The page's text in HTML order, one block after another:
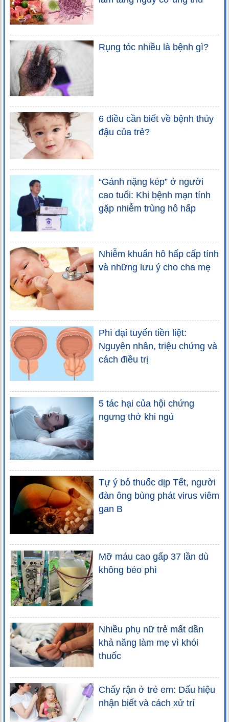
Rụng tóc nhiều là bệnh gì?
6 điều cần biết về bệnh thủy
đậu của trẻ?
“Gánh nặng kép” ở người
cao tuổi: Khi bệnh mạn tính
gặp nhiễm trùng hô hấp
Nhiễm khuẩn hô hấp cấp tính
và những lưu ý cho cha mẹ
Phì đại tuyến tiền liệt:
Nguyên nhân, triệu chứng và
cách điều trị
5 tác hại của hội chứng
ngưng thở khi ngủ
Tự ý bỏ thuốc dịp Tết, người
đàn ông bùng phát virus viêm
gan B
Mỡ máu cao gấp 37 lần dù
không béo phì
Nhiều phụ nữ trẻ mất dần
khả năng làm mẹ vì khói
thuốc
Chấy rận ở trẻ em: Dấu hiệu
nhận biết và cách xử trí